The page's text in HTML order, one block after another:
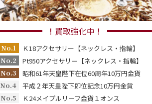
！買取強化中！
No.1
Ｋ18アクセサリー【ネックレス・指輪】
No.2
Pt950アクセサリー【ネックレス・指輪】
No.3
昭和61年天皇陛下在位60周年10万円金貨
No.4
平成２年天皇陛下即位記念10万円金貨
No.5
Ｋ24メイプルリーフ金貨１オンス